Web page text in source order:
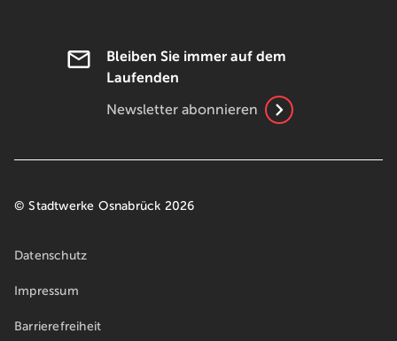
Bleiben Sie immer auf dem
Laufenden
Newsletter abonnieren
© Stadtwerke Osnabrück 2026
Datenschutz
Impressum
Barrierefreiheit